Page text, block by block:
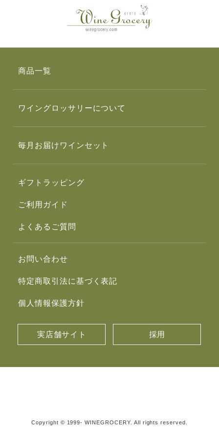
商品一覧
ワイングロッサリーについて
毎月お届けワインセット
ギフトラッピング
ご利用ガイド
よくあるご質問
お問い合わせ
特定商取引法に基づく表記
個人情報保護方針
実店舗サイト 採用
Copyright © 1999- WINEGROCERY. All rights reserved.